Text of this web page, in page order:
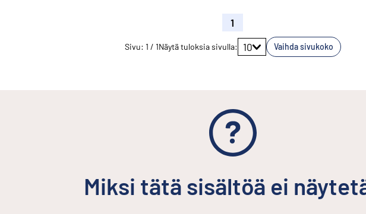
Siirry sivulle
1
Sivu: 1 / 1Näytä tuloksia sivulla: 10 Vaihda sivukoko
Miksi tätä sisältöä ei